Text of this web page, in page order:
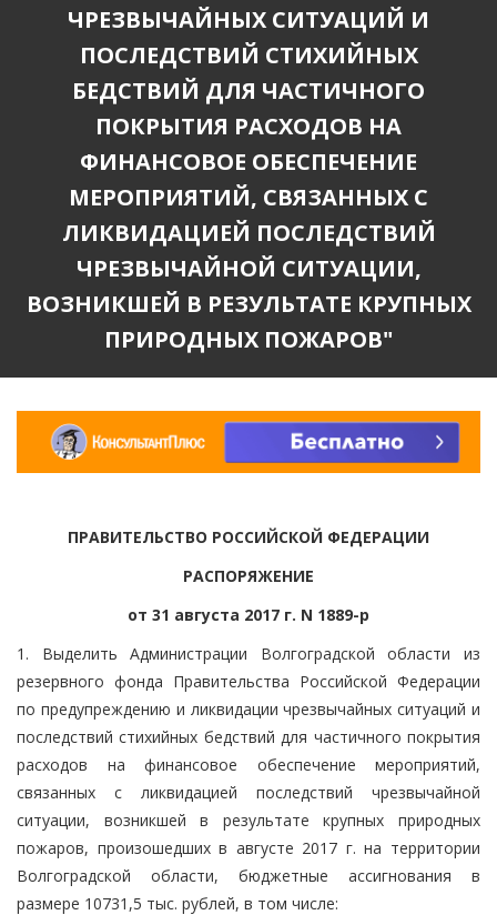
ЧРЕЗВЫЧАЙНЫХ СИТУАЦИЙ И
ПОСЛЕДСТВИЙ СТИХИЙНЫХ
БЕДСТВИЙ ДЛЯ ЧАСТИЧНОГО
ПОКРЫТИЯ РАСХОДОВ НА
ФИНАНСОВОЕ ОБЕСПЕЧЕНИЕ
МЕРОПРИЯТИЙ, СВЯЗАННЫХ С
ЛИКВИДАЦИЕЙ ПОСЛЕДСТВИЙ
ЧРЕЗВЫЧАЙНОЙ СИТУАЦИИ,
ВОЗНИКШЕЙ В РЕЗУЛЬТАТЕ КРУПНЫХ
ПРИРОДНЫХ ПОЖАРОВ"
ПРАВИТЕЛЬСТВО РОССИЙСКОЙ ФЕДЕРАЦИИ
РАСПОРЯЖЕНИЕ
от 31 августа 2017 г. N 1889-р
1. Выделить Администрации Волгоградской области из
резервного фонда Правительства Российской Федерации
по предупреждению и ликвидации чрезвычайных ситуаций и
последствий стихийных бедствий для частичного покрытия
расходов на финансовое обеспечение мероприятий,
связанных с ликвидацией последствий чрезвычайной
ситуации, возникшей в результате крупных природных
пожаров, произошедших в августе 2017 г. на территории
Волгоградской области, бюджетные ассигнования в
размере 10731,5 тыс. рублей, в том числе: